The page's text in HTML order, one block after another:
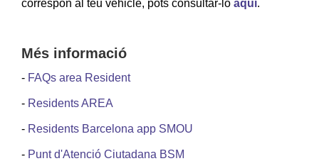
correspon al teu vehicle, pots consultar-lo aquí.
Més informació
- FAQs area Resident
- Residents AREA
- Residents Barcelona app SMOU
- Punt d'Atenció Ciutadana BSM